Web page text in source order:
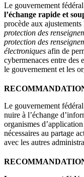
Le gouvernement
l’échange rapide et
procède aux
protection des
protection des
électroniques afin de
cybermenaces entre des
le gouvernement et les
Le gouvernement
nuire à l’échange
organismes
nécessaires au partage
avec les autres